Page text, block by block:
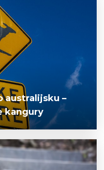
australijsku –
kangury